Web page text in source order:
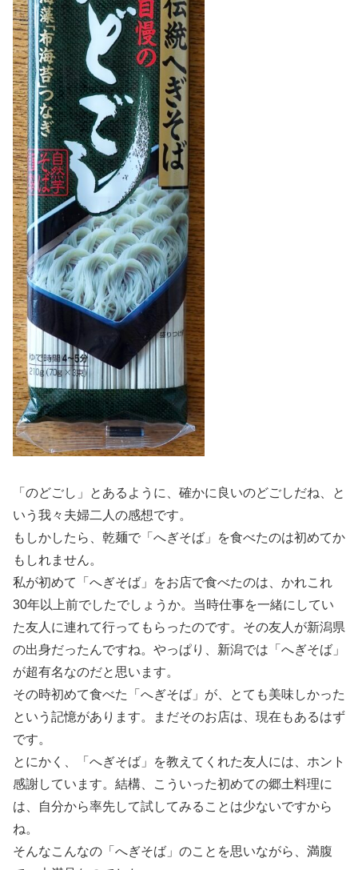
「のどごし」とあるように、確かに良いのどごしだね、と
いう我々夫婦二人の感想です。
もしかしたら、乾麺で「へぎそば」を食べたのは初めてか
もしれません。
私が初めて「へぎそば」をお店で食べたのは、かれこれ
30年以上前でしたでしょうか。当時仕事を一緒にしてい
た友人に連れて行ってもらったのです。その友人が新潟県
の出身だったんですね。やっぱり、新潟では「へぎそば」
が超有名なのだと思います。
その時初めて食べた「へぎそば」が、とても美味しかった
という記憶があります。まだそのお店は、現在もあるはず
です。
とにかく、「へぎそば」を教えてくれた友人には、ホント
感謝しています。結構、こういった初めての郷土料理に
は、自分から率先して試してみることは少ないですから
ね。
そんなこんなの「へぎそば」のことを思いながら、満腹